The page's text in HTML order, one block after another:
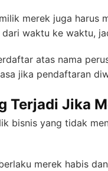
merek juga harus
dari waktu ke waktu,
atas nama
jika pendaftaran
Terjadi Jika
bisnis yang tidak
merek habis